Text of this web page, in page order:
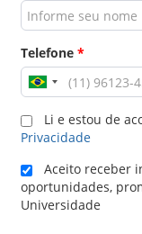
Telefone *
Li e estou de
Privacidade
Aceito receber
oportunidades,
Universidade